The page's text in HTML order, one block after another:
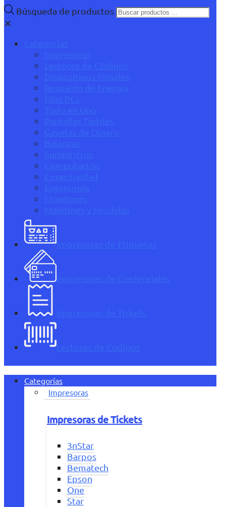
Búsqueda de productos
✕
Categorías
Impresoras
Lectores de Códigos
Dispositivos Móviles
Respaldo de Energía
Mini PCs
Todo en Uno
Pantallas Táctiles
Gavetas de Dinero
Balanzas
Suministros
Computación
Conectividad
Ergonomía
Monitores
Maletines y Mochilas
Impresoras de Etiquetas
Impresoras de Credenciales
Impresoras de Tickets
Lectores de Códigos
Categorías
Impresoras
Impresoras de Tickets
3nStar
Barpos
Bematech
Epson
One
Star